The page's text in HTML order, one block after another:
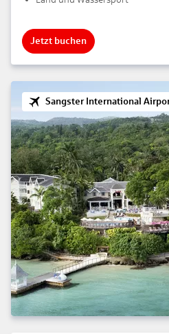
Jetzt buchen
Sangster International